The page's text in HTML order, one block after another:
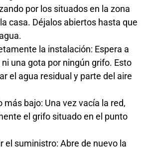
por los situados en la zona
casa. Déjalos abiertos hasta que
la instalación: Espera a
una gota por ningún grifo. Esto
el agua residual y parte del aire
más bajo: Una vez vacía la red,
el grifo situado en el punto
el suministro: Abre de nuevo la